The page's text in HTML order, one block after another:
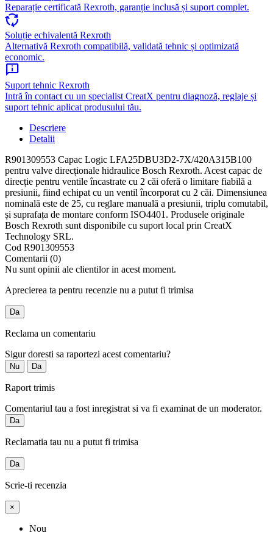
Reparație certificată Rexroth, garanție inclusă și suport complet.
cycle
Soluție echivalentă Rexroth
Alternativă Rexroth compatibilă, validată tehnic și optimizată
economic.
chat_info
Suport tehnic Rexroth
Intră în contact cu un specialist CreatX pentru diagnoză, reglaje și
suport tehnic aplicat produsului tău.
Descriere
Detalii
R901309553 Capac Logic LFA25DBU3D2-7X/420A315B100
pentru valve direcționale hidraulice Bosch Rexroth. Acest capac de
direcție pentru ventile încastrate cu 2 căi oferă o limitare fiabilă a
presiunii, fiind echipat cu un ventil încorporat cu 2 căi. Dimensiunea
nominală este de 25, cu reglare manuală a presiunii, triplu comutabil,
și suprafața de montare conform ISO4401. Produsele originale
Bosch Rexroth sunt disponibile cu suport local prin CreatX
Technology SRL.
Cod R901309553
Comentarii (0)
Nu sunt opinii ale clientilor in acest moment.
Aprecierea ta pentru recenzie nu a putut fi trimisa
Da
Reclama un comentariu
Sigur doresti sa raportezi acest comentariu?
Nu Da
Raport trimis
Comentariul tau a fost inregistrat si va fi examinat de un moderator.
Da
Reclamatia tau nu a putut fi trimisa
Da
Scrie-ti recenzia
×
Nou